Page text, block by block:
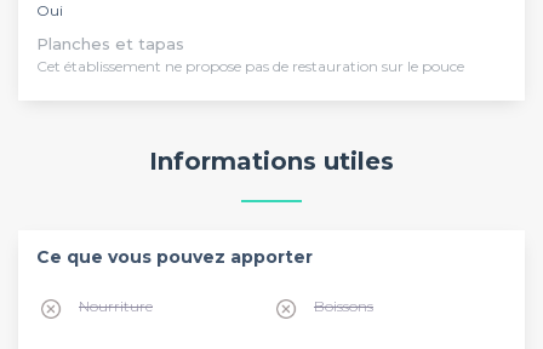
Oui
Planches et tapas
Cet établissement ne propose pas de restauration sur le pouce
Informations utiles
Ce que vous pouvez apporter
Nourriture Boissons